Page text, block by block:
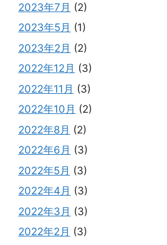
2023年7月 (2)
2023年5月 (1)
2023年2月 (2)
2022年12月 (3)
2022年11月 (3)
2022年10月 (2)
2022年8月 (2)
2022年6月 (3)
2022年5月 (3)
2022年4月 (3)
2022年3月 (3)
2022年2月 (3)